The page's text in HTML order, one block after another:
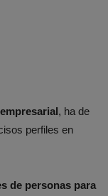
, ha de
perfiles en
de personas para